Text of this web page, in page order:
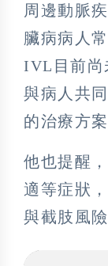
周邊動脈
臟病病人
IVL目前尚
與病人共
的治療方案
他也提醒
適等症狀
與截肢風險